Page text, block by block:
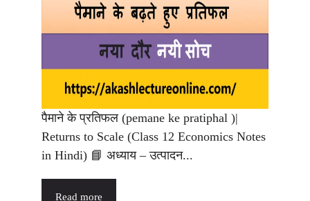
पैमाने के प्रतिफल (pemane ke pratiphal )|
Returns to Scale (Class 12 Economics Notes
in Hindi) 📘 अध्याय – उत्पादन...
Read more